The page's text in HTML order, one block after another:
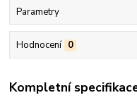
Parametry
Hodnocení 0
Kompletní